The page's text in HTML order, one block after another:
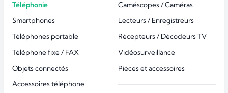
Téléphonie
Smartphones
Téléphones portable
Téléphone fixe / FAX
Objets connectés
Accessoires téléphone
Caméscopes / Caméras
Lecteurs / Enregistreurs
Récepteurs / Décodeurs TV
Vidéosurveillance
Pièces et accessoires